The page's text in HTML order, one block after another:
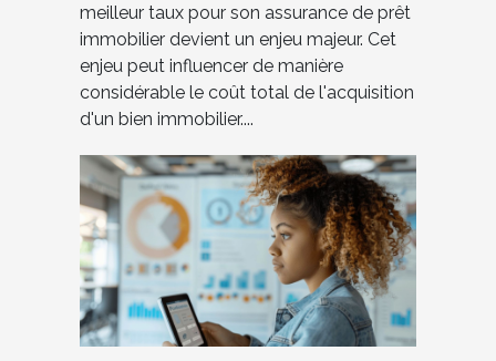
meilleur taux pour son assurance de prêt
immobilier devient un enjeu majeur. Cet
enjeu peut influencer de manière
considérable le coût total de l'acquisition
d'un bien immobilier....